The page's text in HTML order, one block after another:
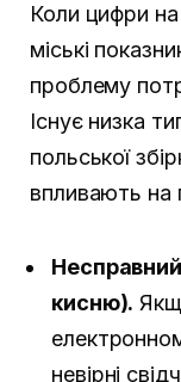
Коли цифри
міські
проблему
Існує низка
польської
впливають на
кисню).
невірні